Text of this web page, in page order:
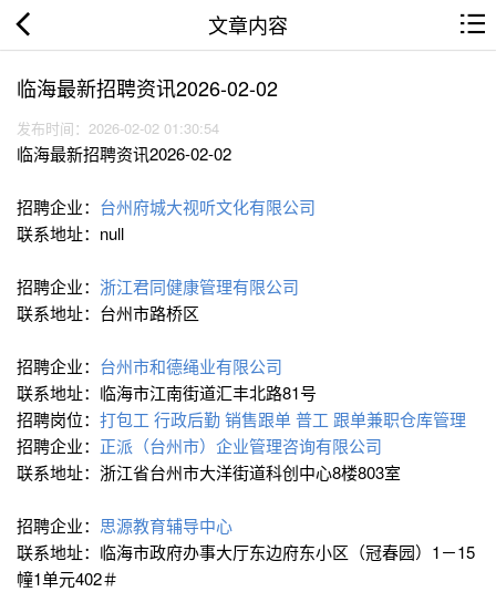
文章内容
临海最新招聘资讯2026-02-02
发布时间：2026-02-02 01:30:54
临海最新招聘资讯2026-02-02
招聘企业： 台州府城大视听文化有限公司
联系地址：null
招聘企业： 浙江君同健康管理有限公司
联系地址：台州市路桥区
招聘企业： 台州市和德绳业有限公司
联系地址：临海市江南街道汇丰北路81号
招聘岗位： 打包工 行政后勤销售跟单普工 跟单兼职仓库管理
招聘企业： 正派（台州市）企业管理咨询有限公司
联系地址：浙江省台州市大洋街道科创中心8楼803室
招聘企业： 思源教育辅导中心
联系地址：临海市政府办事大厅东边府东小区（冠春园）1－15
幢1单元402＃